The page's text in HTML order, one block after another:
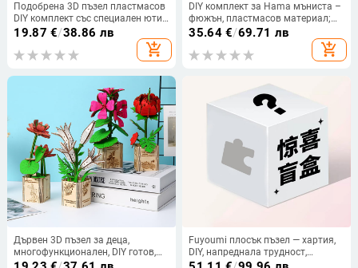
Подобрена 3D пъзел пластмасов
DIY комплект със специален ютия
за мънисти за топлинно
19.87 €/38.86 лв
add_shopping_cart
DIY комплект за Hama мъниста –
фюжън, пластмасов материал;
опаковка цветна кутия;
категория: плоски панели
35.64€/69.71 лв
add_shopping_cart
Дървен 3D пъзел за деца,
многофункционален, DIY готов,
персонализирана обработка,
Fuyoumi плосък пъзел — хартия,
DIY, напреднала трудност,
възраст 7–14 години